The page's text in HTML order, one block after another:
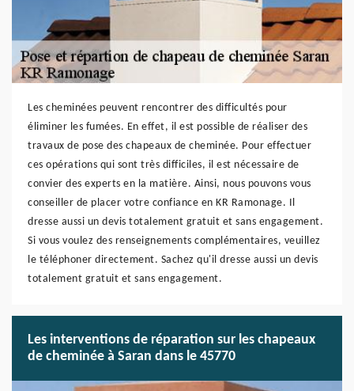
Les cheminées peuvent rencontrer des difficultés pour
éliminer les fumées. En effet, il est possible de réaliser des
travaux de pose des chapeaux de cheminée. Pour effectuer
ces opérations qui sont très difficiles, il est nécessaire de
convier des experts en la matière. Ainsi, nous pouvons vous
conseiller de placer votre confiance en KR Ramonage. Il
dresse aussi un devis totalement gratuit et sans engagement.
Si vous voulez des renseignements complémentaires, veuillez
le téléphoner directement. Sachez qu'il dresse aussi un devis
totalement gratuit et sans engagement.
Les interventions de réparation sur les chapeaux
de cheminée à Saran dans le 45770